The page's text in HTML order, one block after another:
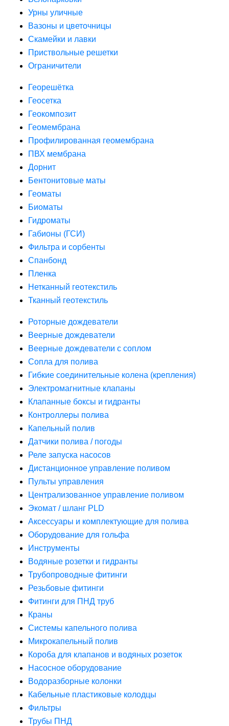
Урны уличные
Вазоны и цветочницы
Скамейки и лавки
Приствольные решетки
Ограничители
Георешётка
Геосетка
Геокомпозит
Геомембрана
Профилированная геомембрана
ПВХ мембрана
Дорнит
Бентонитовые маты
Геоматы
Биоматы
Гидроматы
Габионы (ГСИ)
Фильтра и сорбенты
Спанбонд
Пленка
Нетканный геотекстиль
Тканный геотекстиль
Роторные дождеватели
Веерные дождеватели
Веерные дождеватели с соплом
Сопла для полива
Гибкие соединительные колена (крепления)
Электромагнитные клапаны
Клапанные боксы и гидранты
Контроллеры полива
Капельный полив
Датчики полива / погоды
Реле запуска насосов
Дистанционное управление поливом
Пульты управления
Централизованное управление поливом
Экомат / шланг PLD
Аксессуары и комплектующие для полива
Оборудование для гольфа
Инструменты
Водяные розетки и гидранты
Трубопроводные фитинги
Резьбовые фитинги
Фитинги для ПНД труб
Краны
Системы капельного полива
Микрокапельный полив
Короба для клапанов и водяных розеток
Насосное оборудование
Водоразборные колонки
Кабельные пластиковые колодцы
Фильтры
Трубы ПНД